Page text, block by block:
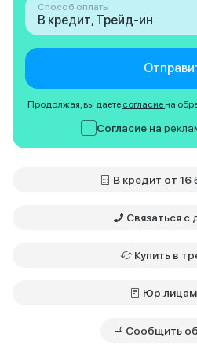
Способ оплаты
В кредит, Трейд-ин
Продолжая, вы даете согласие на
Согласие на
В кредит
Связаться с
Купить в
Сообщить